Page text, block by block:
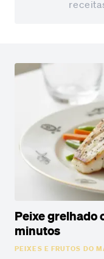
Peixe grelhado
minutos
PEIXES E FRUTOS DO